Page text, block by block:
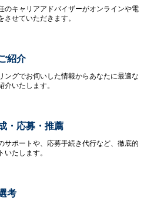
のキャリアアドバイザーがオンラインや電
させていただきます。
紹介
ングでお伺いした情報からあなたに最適な
介いたします。
・応募・推薦
サポートや、応募手続き代行など、徹底的
いたします。
考